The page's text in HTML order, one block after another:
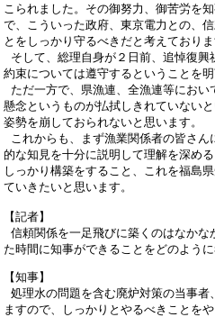
こられました。その御努力、御苦労を
で、こういった政府、東京電力との、
とをしっかり守るべきだと考えておりま
そして、総理自身が２日前、追悼復
約束については遵守するということを明
ただ一方で、県漁連、全漁連等におい
懸念というものが払拭しきれていない
姿勢を崩しておられないと思います。
これからも、まず漁業関係者の皆さ
的な知見を十分に説明して理解を深め
しっかり構築をすること、これを福島
ていきたいと思います。
【記者】
信頼関係を一足飛びに築くのはなか
た時間に知事ができることをどのよう
【知事】
処理水の問題を含む廃炉対策の当事者
ますので、しっかりとやるべきことを